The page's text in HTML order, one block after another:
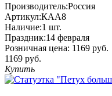
Производитель:Россия
Артикул:КАА8
Наличие:1 шт.
Праздник:14 февраля
Розничная цена: 1169 руб.
1169 руб.
Купить